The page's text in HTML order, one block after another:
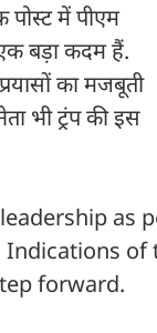
पोस्ट में पीएम
बड़ा कदम हैं.
का मजबूती
भी ट्रंप की इस
as
Indications of
forward.